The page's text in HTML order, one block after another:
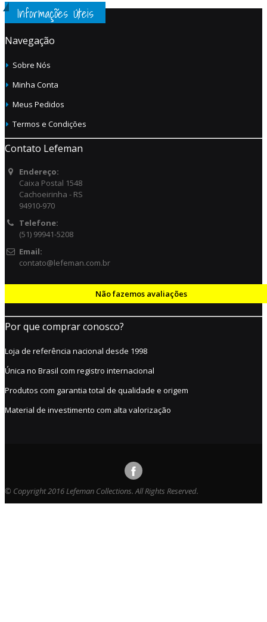
Informações Úteis
Navegação
Sobre Nós
Minha Conta
Meus Pedidos
Termos e Condições
Contato Lefeman
Endereço:
Caixa Postal 1548
Cachoeirinha - RS
94910-970
Telefone:
(51) 99941-5208
Email:
contato@lefeman.com.br
Não fazemos avaliações
Por que comprar conosco?
Loja de referência nacional desde 1998
Única no Brasil com registro internacional
Produtos com garantia total de qualidade e origem
Material de investimento com alta valorização
© Copyright 2016 Lefeman Collections. All Rights Reserved.